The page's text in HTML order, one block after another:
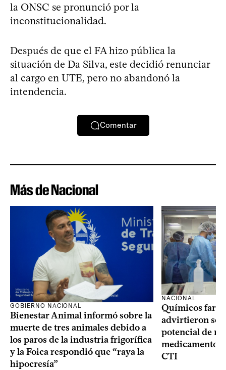
la ONSC se pronunció por la
inconstitucionalidad.
Después de que el FA hizo pública la
situación de Da Silva, este decidió renunciar
al cargo en UTE, pero no abandonó la
intendencia.
Comentar
Más de Nacional
GOBIERNO NACIONAL
Bienestar Animal informó sobre la
muerte de tres animales debido a
los paros de la industria frigorífica
y la Foica respondió que “raya la
hipocresía”
NACIONAL
Químicos
advirtieron
potencial de
medicamentos
CTI